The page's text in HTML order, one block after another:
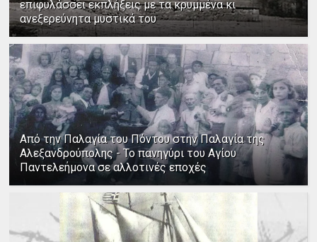
επιφυλάσσει εκπλήξεις με τα κρυμμένα κι
ανεξερεύνητα μυστικά του
Από την Παλαγία του Πόντου στην Παλαγία της
Αλεξανδρούπολης - Το πανηγύρι του Αγίου
Παντελεήμονα σε αλλοτινές εποχές